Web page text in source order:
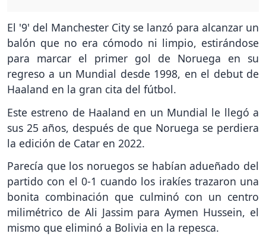
El '9' del Manchester City se lanzó para alcanzar un
balón que no era cómodo ni limpio, estirándose
para marcar el primer gol de Noruega en su
regreso a un Mundial desde 1998, en el debut de
Haaland en la gran cita del fútbol.
Este estreno de Haaland en un Mundial le llegó a
sus 25 años, después de que Noruega se perdiera
la edición de Catar en 2022.
Parecía que los noruegos se habían adueñado del
partido con el 0-1 cuando los irakíes trazaron una
bonita combinación que culminó con un centro
milimétrico de Ali Jassim para Aymen Hussein, el
mismo que eliminó a Bolivia en la repesca.